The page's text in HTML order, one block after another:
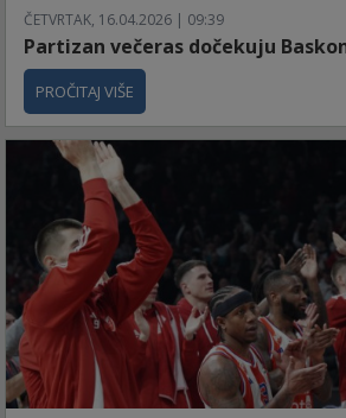
ČETVRTAK, 16.04.2026 | 09:39
Partizan večeras dočekuju
PROČITAJ VIŠE